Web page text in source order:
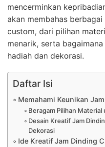
mencerminkan
akan membahas
custom, dari pilihan
menarik, serta
hadiah dan dekorasi.
Daftar Isi
Memahami Keunikan
Beragam Pilihan
Desain Kreatif Jam
Dekorasi
Ide Kreatif Jam Dinding